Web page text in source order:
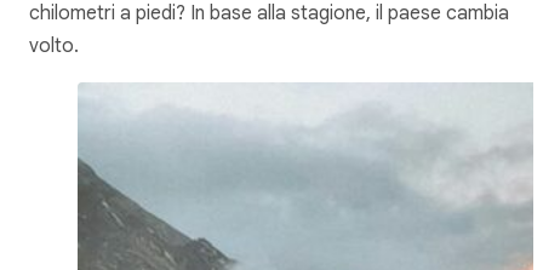
chilometri a piedi? In base alla stagione, il paese cambia
volto.